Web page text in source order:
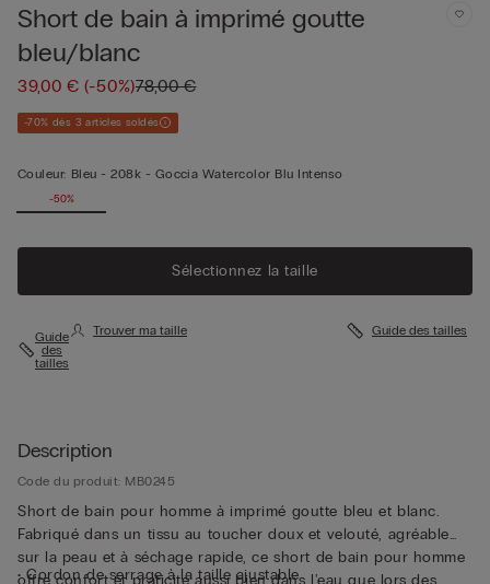
Short de bain à imprimé goutte
bleu/blanc
39,00 €(-50%)78,00 €
-70% dès 3 articles soldés
Couleur: Bleu -208k - Goccia Watercolor Blu Intenso
-50%
Sélectionnez la taille
Guide
des
tailles
Trouver ma taille Guide des tailles
Description
Code du produit: MB0245
Short de bain pour homme à imprimé goutte bleu et blanc.
Fabriqué dans un tissu au toucher doux et velouté, agréable
sur la peau et à séchage rapide, ce short de bain pour homme
offre confort et praticité aussi bien dans l'eau que lors des
• Cordon de serrage à la taille ajustable